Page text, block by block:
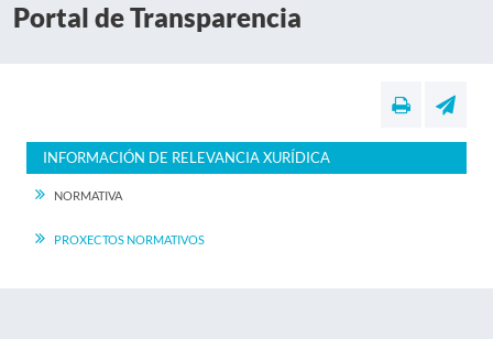
Portal de Transparencia
INFORMACIÓN DE RELEVANCIA XURÍDICA
NORMATIVA
PROXECTOS NORMATIVOS